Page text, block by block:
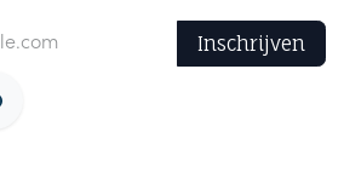
Inschrijven